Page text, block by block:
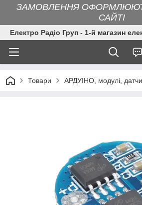
ЗАМОВЛЕННЯ
САЙТІ
Електро Радіо Груп - 1-й магазин
Товари АРДУІНО, модулі,